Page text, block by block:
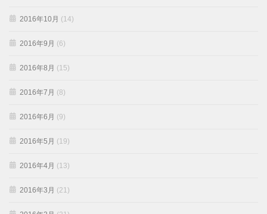
2016年10月 (14)
2016年9月 (6)
2016年8月 (15)
2016年7月 (8)
2016年6月 (9)
2016年5月 (19)
2016年4月 (13)
2016年3月 (21)